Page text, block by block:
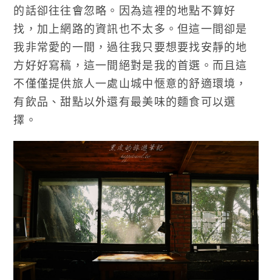
的話卻往往會忽略。因為這裡的地點不算好
找，加上網路的資訊也不太多。但這一間卻是
我非常愛的一間，過往我只要想要找安靜的地
方好好寫稿，這一間絕對是我的首選。而且這
不僅僅提供旅人一處山城中愜意的舒適環境，
有飲品、甜點以外還有最美味的麵食可以選
擇。